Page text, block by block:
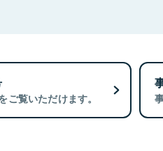
ご覧いただけます。